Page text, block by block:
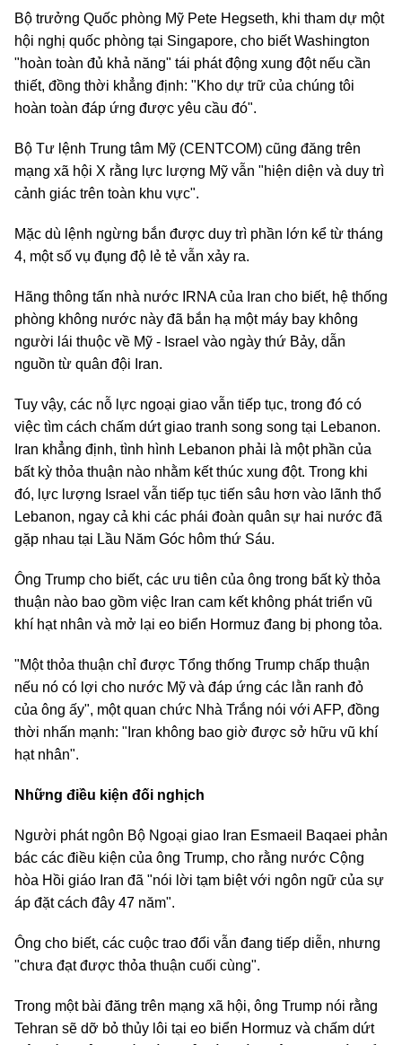
Bộ trưởng Quốc phòng Mỹ Pete Hegseth, khi tham dự một
hội nghị quốc phòng tại Singapore, cho biết Washington
"hoàn toàn đủ khả năng" tái phát động xung đột nếu cần
thiết, đồng thời khẳng định: "Kho dự trữ của chúng tôi
hoàn toàn đáp ứng được yêu cầu đó".
Bộ Tư lệnh Trung tâm Mỹ (CENTCOM) cũng đăng trên
mạng xã hội X rằng lực lượng Mỹ vẫn "hiện diện và duy trì
cảnh giác trên toàn khu vực".
Mặc dù lệnh ngừng bắn được duy trì phần lớn kể từ tháng
4, một số vụ đụng độ lẻ tẻ vẫn xảy ra.
Hãng thông tấn nhà nước IRNA của Iran cho biết, hệ thống
phòng không nước này đã bắn hạ một máy bay không
người lái thuộc về Mỹ - Israel vào ngày thứ Bảy, dẫn
nguồn từ quân đội Iran.
Tuy vậy, các nỗ lực ngoại giao vẫn tiếp tục, trong đó có
việc tìm cách chấm dứt giao tranh song song tại Lebanon.
Iran khẳng định, tình hình Lebanon phải là một phần của
bất kỳ thỏa thuận nào nhằm kết thúc xung đột. Trong khi
đó, lực lượng Israel vẫn tiếp tục tiến sâu hơn vào lãnh thổ
Lebanon, ngay cả khi các phái đoàn quân sự hai nước đã
gặp nhau tại Lầu Năm Góc hôm thứ Sáu.
Ông Trump cho biết, các ưu tiên của ông trong bất kỳ thỏa
thuận nào bao gồm việc Iran cam kết không phát triển vũ
khí hạt nhân và mở lại eo biển Hormuz đang bị phong tỏa.
"Một thỏa thuận chỉ được Tổng thống Trump chấp thuận
nếu nó có lợi cho nước Mỹ và đáp ứng các lằn ranh đỏ
của ông ấy", một quan chức Nhà Trắng nói với AFP, đồng
thời nhấn mạnh: "Iran không bao giờ được sở hữu vũ khí
hạt nhân".
Những điều kiện đối nghịch
Người phát ngôn Bộ Ngoại giao Iran Esmaeil Baqaei phản
bác các điều kiện của ông Trump, cho rằng nước Cộng
hòa Hồi giáo Iran đã "nói lời tạm biệt với ngôn ngữ của sự
áp đặt cách đây 47 năm".
Ông cho biết, các cuộc trao đổi vẫn đang tiếp diễn, nhưng
"chưa đạt được thỏa thuận cuối cùng".
Trong một bài đăng trên mạng xã hội, ông Trump nói rằng
Tehran sẽ dỡ bỏ thủy lôi tại eo biển Hormuz và chấm dứt